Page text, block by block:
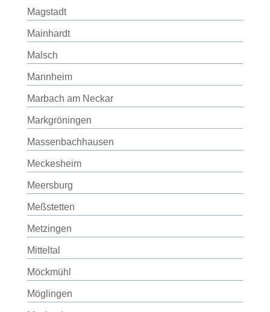
Magstadt
Mainhardt
Malsch
Mannheim
Marbach am Neckar
Markgröningen
Massenbachhausen
Meckesheim
Meersburg
Meßstetten
Metzingen
Mitteltal
Möckmühl
Möglingen